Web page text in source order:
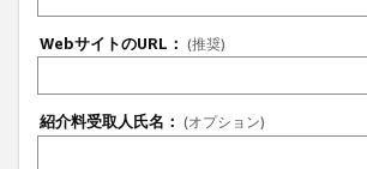
WebサイトのURL： (推奨)
紹介料受取人氏名： (オプション)